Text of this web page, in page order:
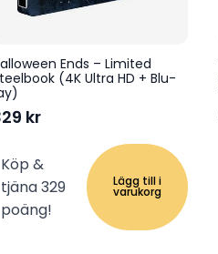
Ends – Limited
(4K Ultra HD + Blu-
kr
Köp &
tjäna 329
poäng!
Lägg till i
varukorg